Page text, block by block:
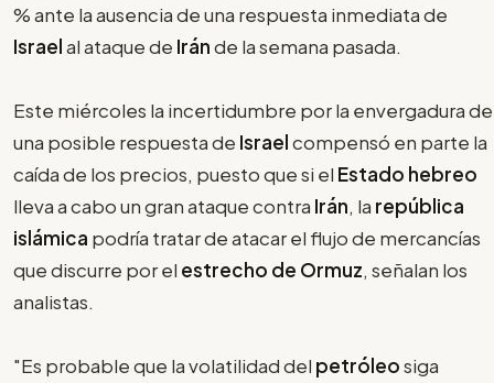
% ante la ausencia de una respuesta inmediata de
Israelal ataque de Iránde la semana pasada.
Este miércoles la incertidumbre por la envergadura de
una posible respuesta de Israelcompensó en parte la
caída de los precios, puesto que si el Estado hebreo
lleva a cabo un gran ataque contra Irán, la república
islámica podría tratar de atacar el flujo de mercancías
que discurre por el estrecho de Ormuz, señalan los
analistas.
"Es probable que la volatilidad del petróleosiga